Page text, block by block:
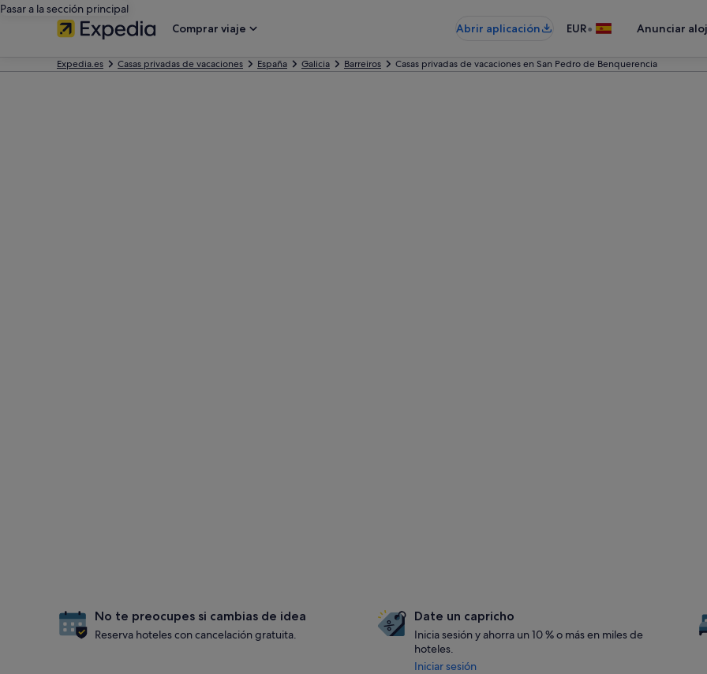
Pasar a la sección principal
Comprar viaje
Abrir aplicación EUR• Anunciar
Expedia.es Casas privadas de vacaciones España Galicia Barreiros Casas privadas de vacaciones en San Pedro de Benquerencia
No te preocupes si cambias de idea
Reserva hoteles con cancelación gratuita.
Date un capricho
Inicia sesión y ahorra un 10 % o más en miles de
hoteles.
Iniciar sesión